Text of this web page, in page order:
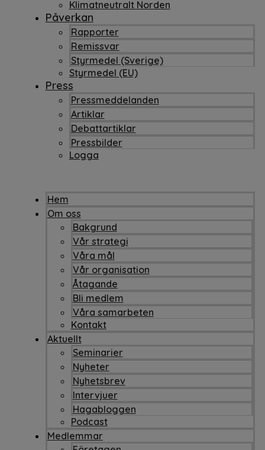
Klimatneutralt Norden
Påverkan
Rapporter
Remissvar
Styrmedel (Sverige)
Styrmedel (EU)
Press
Pressmeddelanden
Artiklar
Debattartiklar
Pressbilder
Logga
Hem
Om oss
Bakgrund
Vår strategi
Våra mål
Vår organisation
Åtagande
Bli medlem
Våra samarbeten
Kontakt
Aktuellt
Seminarier
Nyheter
Nyhetsbrev
Intervjuer
Hagabloggen
Podcast
Medlemmar